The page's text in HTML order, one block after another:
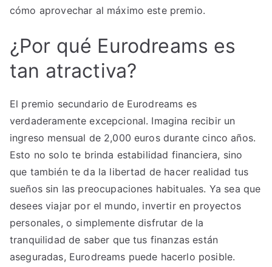
cómo aprovechar al máximo este premio.
¿Por qué Eurodreams es
tan atractiva?
El premio secundario de Eurodreams es
verdaderamente excepcional. Imagina recibir un
ingreso mensual de 2,000 euros durante cinco años.
Esto no solo te brinda estabilidad financiera, sino
que también te da la libertad de hacer realidad tus
sueños sin las preocupaciones habituales. Ya sea que
desees viajar por el mundo, invertir en proyectos
personales, o simplemente disfrutar de la
tranquilidad de saber que tus finanzas están
aseguradas, Eurodreams puede hacerlo posible.